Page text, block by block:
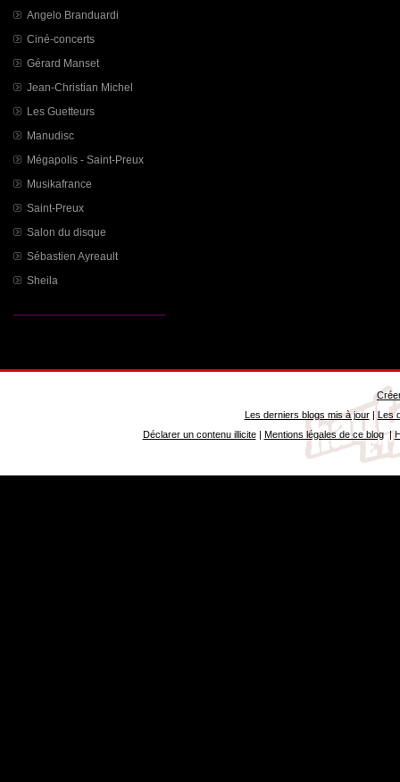
Angelo Branduardi
Ciné-concerts
Gérard Manset
Jean-Christian Michel
Les Guetteurs
Manudisc
Mégapolis - Saint-Preux
Musikafrance
Saint-Preux
Salon du disque
Sébastien Ayreault
Sheila
Les derniers blogs mis à jour| Les
Déclarer un contenu illicite| Mentions légales de ce blog|